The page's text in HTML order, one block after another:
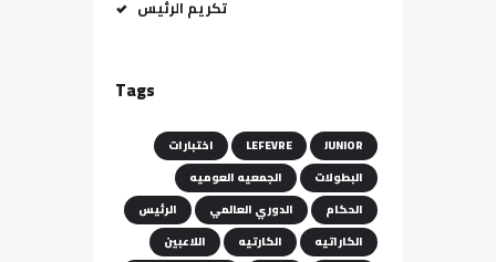
تكريم الرئيس
Tags
JUNIOR
LEFEVRE
اختبارات
البطولات
الجمعيه العوميه
الحكام
الدوري العالمي
الرئيس
الكاراتيه
الكارتيه
اللاعبين